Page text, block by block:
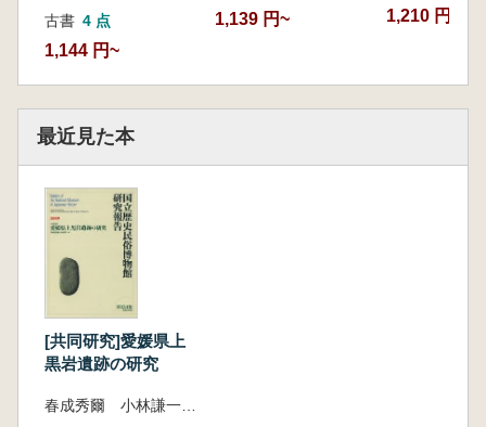
古書 4 点
1,144 円~
1,139 円~ 1,210 円~
最近見た本
[共同研究]愛媛県上
黒岩遺跡の研究
春成秀爾 小林謙一 編